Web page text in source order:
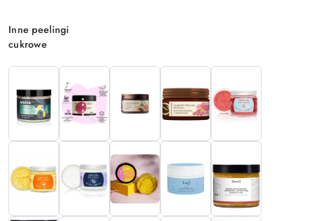
Wariant
Inne peelingi
cukrowe